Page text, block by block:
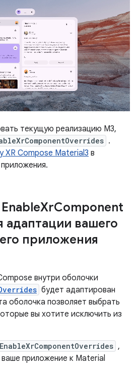
текущую реализацию M3,
.
XR Compose Material3 в
XrComponent
адаптации вашего
приложения
внутри оболочки
будет адаптирован
оболочка позволяет выбрать
вы хотите исключить из
EnableXrComponentOverrides ,
приложение к Material